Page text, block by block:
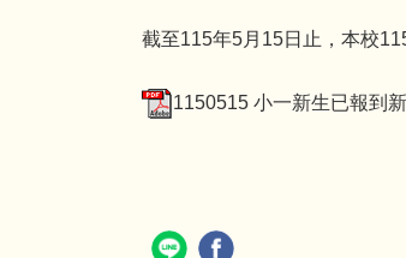
截至115年5月15日止，本校
1150515 小一新生已報到